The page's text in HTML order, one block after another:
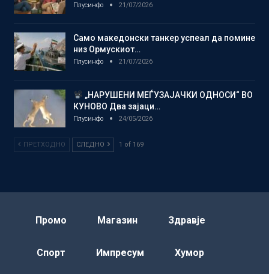
Плусинфо 21/07/2026
Само македонски танкер успеал да помине
низ Ормускиот…
Плусинфо 21/07/2026
„НАРУШЕНИ МЕЃУЗАЈАЧКИ ОДНОСИ“ ВО
КУНОВО Два зајаци…
Плусинфо 24/05/2026
ПРЕТХОДНО СЛЕДНО 1 of 169
Промо Магазин Здравје
Спорт Импресум Хумор